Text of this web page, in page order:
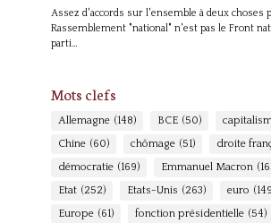
Assez d'accords sur l'ensemble à deux choses
Rassemblement "national" n'est pas le Front
parti…
Mots clefs
Allemagne (148) BCE (50)
Chine (60) chômage (51) droite
démocratie (169) Emmanuel Macron
Etat (252) Etats-Unis (263) euro
Europe (61) fonction présidentielle (54)